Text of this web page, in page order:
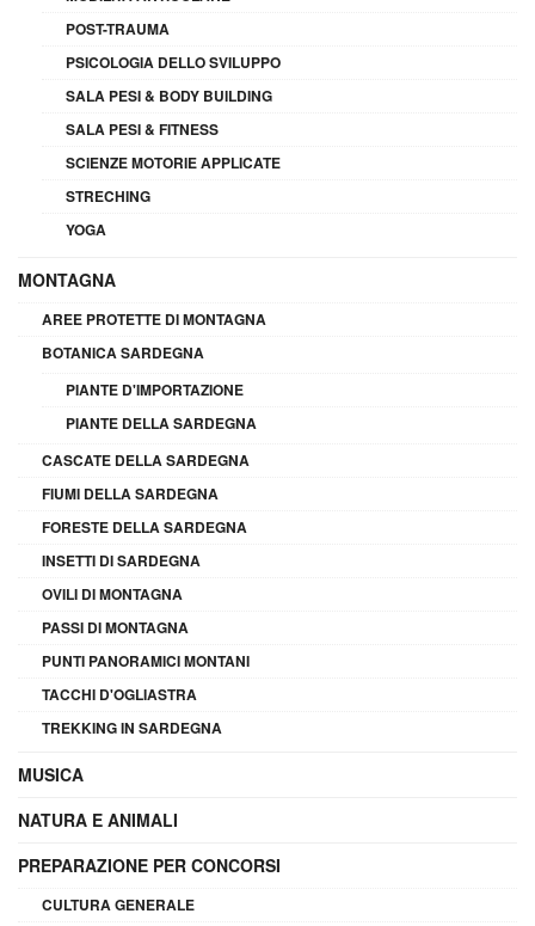
POST-TRAUMA
PSICOLOGIA DELLO SVILUPPO
SALA PESI & BODY BUILDING
SALA PESI & FITNESS
SCIENZE MOTORIE APPLICATE
STRECHING
YOGA
MONTAGNA
AREE PROTETTE DI MONTAGNA
BOTANICA SARDEGNA
PIANTE D'IMPORTAZIONE
PIANTE DELLA SARDEGNA
CASCATE DELLA SARDEGNA
FIUMI DELLA SARDEGNA
FORESTE DELLA SARDEGNA
INSETTI DI SARDEGNA
OVILI DI MONTAGNA
PASSI DI MONTAGNA
PUNTI PANORAMICI MONTANI
TACCHI D'OGLIASTRA
TREKKING IN SARDEGNA
MUSICA
NATURA E ANIMALI
PREPARAZIONE PER CONCORSI
CULTURA GENERALE